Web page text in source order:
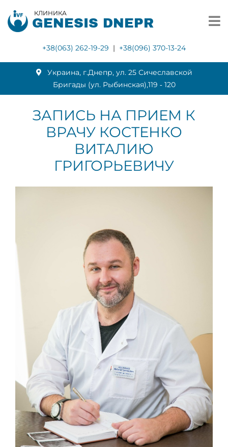
КЛИНИКА
GENESIS DNEPR
+38(063) 262-19-29 | +38(096) 370-13-24
Украина, г.Днепр, ул. 25 Сичеславской
Бригады (ул. Рыбинская),119 ‑ 120
ЗАПИСЬ НА ПРИЕМ К
ВРАЧУ КОСТЕНКО
ВИТАЛИЮ
ГРИГОРЬЕВИЧУ